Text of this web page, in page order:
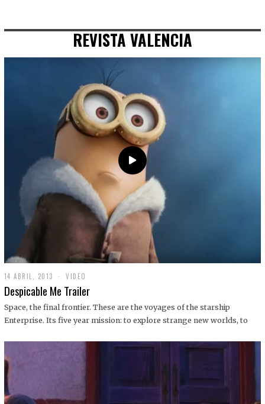
REVISTA VALENCIA
14 ABRIL, 2013
9
D
C
I
1
VIDEO
Despicable Me Trailer
Space, the final frontier. These are the voyages of the starship
Enterprise. Its five year mission: to explore strange new worlds, to